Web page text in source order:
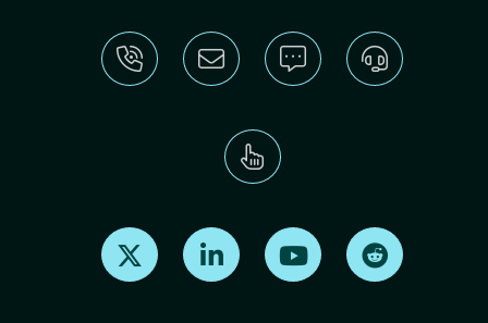
Find us on X Find us on LinkedInFind us on Youtube